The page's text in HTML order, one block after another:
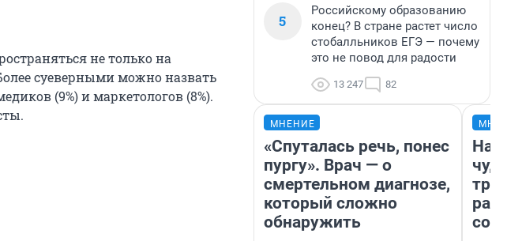
не только на
суеверными можно назвать
(9%) и маркетологов (8%).
5
Российскому образованию
конец? В стране растет число
стобалльников ЕГЭ — почему
это не повод для радости
13 247 82
МНЕНИЕ
«Спуталась речь, понес
пургу». Врач — о
смертельном диагнозе,
который сложно
обнаружить